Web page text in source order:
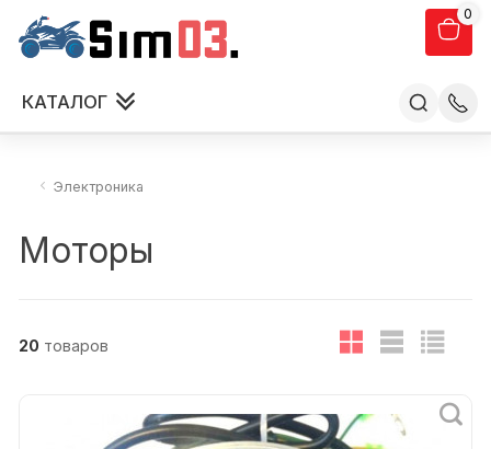
0
КАТАЛОГ
Электроника
Моторы
20 товаров